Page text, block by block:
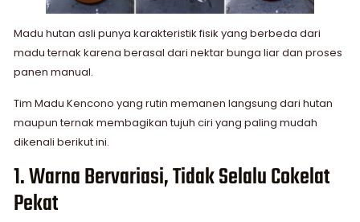
Madu hutan asli punya karakteristik fisik yang berbeda dari
madu ternak karena berasal dari nektar bunga liar dan proses
panen manual.
Tim Madu Kencono yang rutin memanen langsung dari hutan
maupun ternak membagikan tujuh ciri yang paling mudah
dikenali berikut ini.
1. Warna Bervariasi, Tidak Selalu Cokelat
Pekat